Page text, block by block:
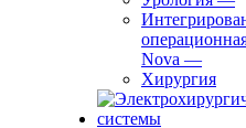
Nova —
Хирургия